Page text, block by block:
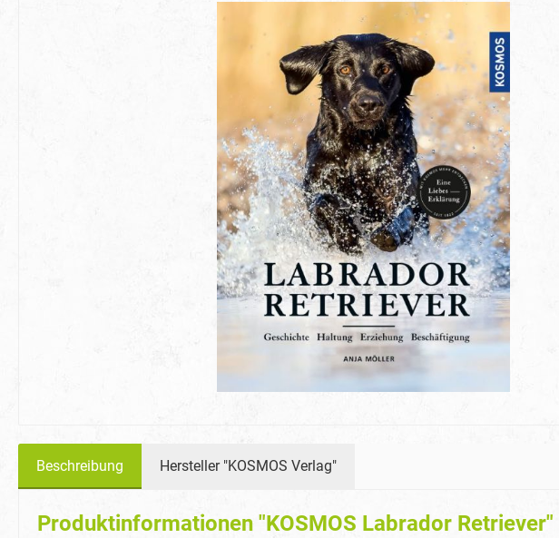
Beschreibung Hersteller "KOSMOS Verlag"
Produktinformationen "KOSMOS Labrador Retriever"